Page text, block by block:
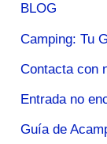
BLOG
Camping: Tu
Contacta con
Entrada no
Guía de